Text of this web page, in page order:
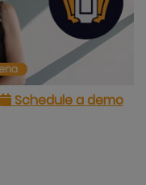
Schedule a demo